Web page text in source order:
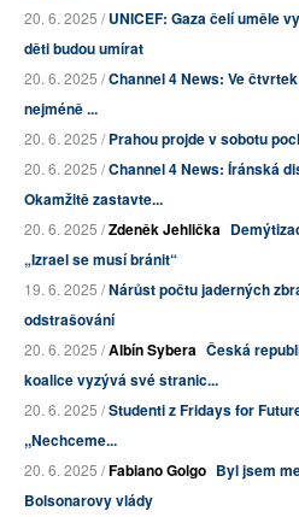
20. 6. 2025 /UNICEF: Gaza čelí uměle
děti budou umírat
20. 6. 2025 /Channel 4 News: Ve
nejméně ...
20. 6. 2025 /Prahou projde v sobotu
20. 6. 2025 /Channel 4 News: Íránská
Okamžitě zastavte...
20. 6. 2025 /Zdeněk Jehlička
„Izrael se musí bránit“
19. 6. 2025 /Nárůst počtu jaderných
odstrašování
20. 6. 2025 /Albín Sybera Česká
koalice vyzývá své stranic...
20. 6. 2025 /Studenti z Fridays for
,,Nechceme...
20. 6. 2025 /Fabiano Golgo Byl jsem
Bolsonarovy vlády